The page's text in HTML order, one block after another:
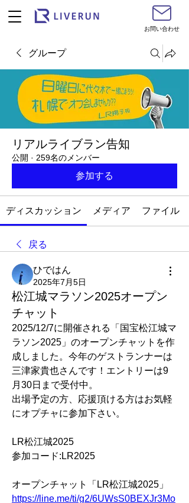
お問い合わせ
グループ
リアルライブラン告知
公開 · 259名のメンバー
参加する
ディスカッション メディア ファイル
戻る
ひではん
2025年7月5日
松江城マラソン2025オープン
チャット
2025/12/7に開催される「国宝松江城マ
ラソン2025」のオープンチャットを作
成しました。今年のゲストランナーは
三津家貴也さんです！エントリーは9
月30日まで受付中。
出場予定の方、応援頂ける方はお気軽
にオプチャに参加下さい。
LR松江城2025
参加コード:LR2025
オープンチャット「LR松江城2025」
https://line.me/ti/g2/6UWsS0BEXJr3Mo